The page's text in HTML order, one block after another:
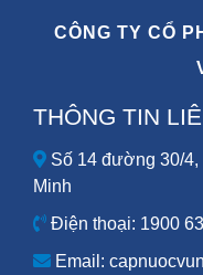
CÔNG TY CỔ
THÔNG TIN
Số 14 đường 30/
Minh
Điện thoại: 1900
Email: